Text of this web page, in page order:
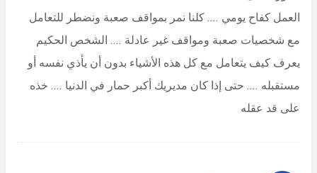
العمل كفاح يومي …. كلنا نمر بمواقف صعبة ونضطر للتعامل
مع شخصيات صعبة ومواقف غير عادلة …. الشخص الحكيم
يعرف كيف يتعامل مع كل هذه الأشياء بدون أن يأذي نفسه أو
مستقبله …. حتى إذا كان مديريك أكبر حمار في الدنيا …. خذه
على قد عقله